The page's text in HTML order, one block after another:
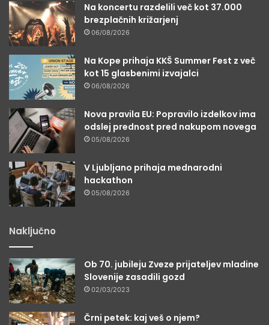
Na koncertu razdelili več kot 37.000
brezplačnih križarjenj
06/08/2026
Na Kope prihaja KKŠ Summer Fest z več
kot 15 glasbenimi izvajalci
06/08/2026
Nova pravila EU: Popravilo izdelkov ima
odslej prednost pred nakupom novega
05/08/2026
V Ljubljano prihaja mednarodni
hackathon
05/08/2026
Naključno
Ob 70. jubileju Zveze prijateljev mladine
Slovenije zasadili gozd
02/03/2023
Črni petek: kaj veš o njem?